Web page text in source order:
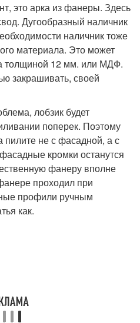
это арка из фанеры. Здесь
Дугообразный наличник
наличник тоже
материала. Это может
толщиной 12 мм. или МДФ.
закрашивать, своей
лобзик будет
поперек. Поэтому
пилите не с фасадной, а с
кромки останутся
фанеру вполне
проходил при
профили ручным
как.